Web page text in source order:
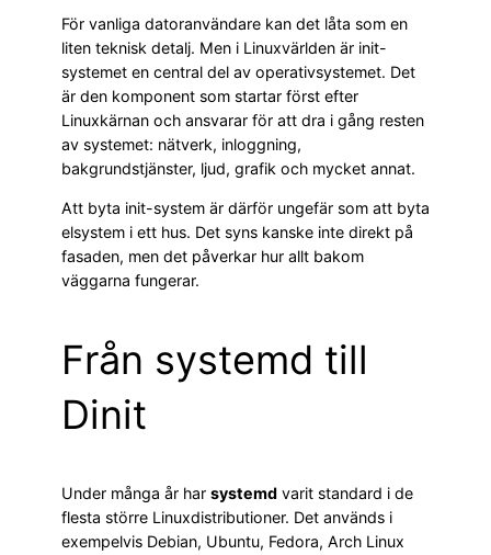
För vanliga datoranvändare kan det låta som en
liten teknisk detalj. Men i Linuxvärlden är init-
systemet en central del av operativsystemet. Det
är den komponent som startar först efter
Linuxkärnan och ansvarar för att dra i gång resten
av systemet: nätverk, inloggning,
bakgrundstjänster, ljud, grafik och mycket annat.
Att byta init-system är därför ungefär som att byta
elsystem i ett hus. Det syns kanske inte direkt på
fasaden, men det påverkar hur allt bakom
väggarna fungerar.
Från systemd till
Dinit
Under många år har systemd varit standard i de
flesta större Linuxdistributioner. Det används i
exempelvis Debian, Ubuntu, Fedora, Arch Linux